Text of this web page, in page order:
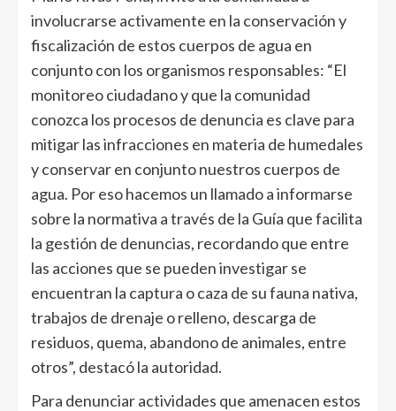
involucrarse activamente en la conservación y
fiscalización de estos cuerpos de agua en
conjunto con los organismos responsables: “El
monitoreo ciudadano y que la comunidad
conozca los procesos de denuncia es clave para
mitigar las infracciones en materia de humedales
y conservar en conjunto nuestros cuerpos de
agua. Por eso hacemos un llamado a informarse
sobre la normativa a través de la Guía que facilita
la gestión de denuncias, recordando que entre
las acciones que se pueden investigar se
encuentran la captura o caza de su fauna nativa,
trabajos de drenaje o relleno, descarga de
residuos, quema, abandono de animales, entre
otros”, destacó la autoridad.
Para denunciar actividades que amenacen estos